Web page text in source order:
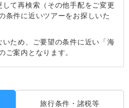
して再検索（その他手配をご変更
条件に近いツアーをお探しいた
いため、ご要望の条件に近い「海
ご案内となります。
旅行条件・諸税等